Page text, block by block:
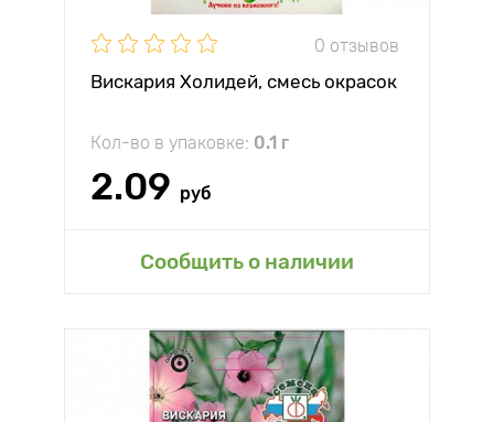
0 отзывов
Вискария Холидей, смесь окрасок
Кол-во в упаковке: 0.1 г
2.09 руб
Сообщить о наличии